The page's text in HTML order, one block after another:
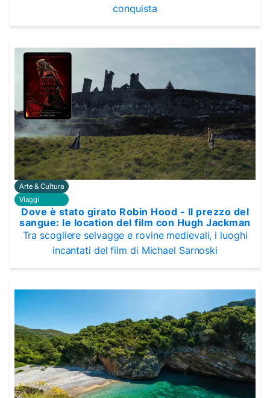
conquista
Arte & Cultura
Viaggi
Dove è stato girato Robin Hood - Il prezzo del
sangue: le location del film con Hugh Jackman
Tra scogliere selvagge e rovine medievali, i luoghi
incantati del film di Michael Sarnoski